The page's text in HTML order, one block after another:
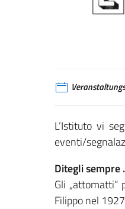
L’Istituto vi
eventi/
Ditegli sempre
Gli „attomatti“
Filippo nel